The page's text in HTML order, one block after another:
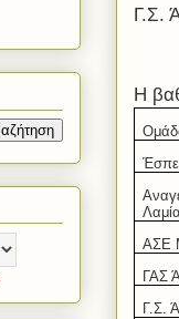
Γ.Σ.
Η
ΑΣΕ
ΓΑΣ
Γ.Σ.